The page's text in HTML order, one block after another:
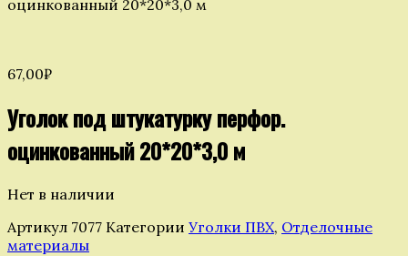
оцинкованный 20*20*3,0 м
67,00₽
Уголок под штукатурку перфор.
оцинкованный 20*20*3,0 м
Нет в наличии
Артикул 7077 Категории Уголки ПВХ, Отделочные
материалы